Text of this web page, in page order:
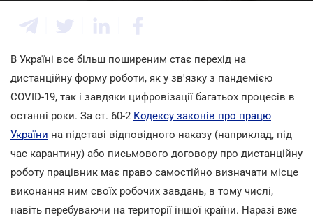
В Україні все більш поширеним стає перехід на
дистанційну форму роботи, як у зв'язку з пандемією
COVID-19, так і завдяки цифровізації багатьох процесів в
останні роки. За ст. 60-2 Кодексу законів про працю
України на підставі відповідного наказу (наприклад, під
час карантину) або письмового договору про дистанційну
роботу працівник має право самостійно визначати місце
виконання ним своїх робочих завдань, в тому числі,
навіть перебуваючи на території іншої країни. Наразі вже